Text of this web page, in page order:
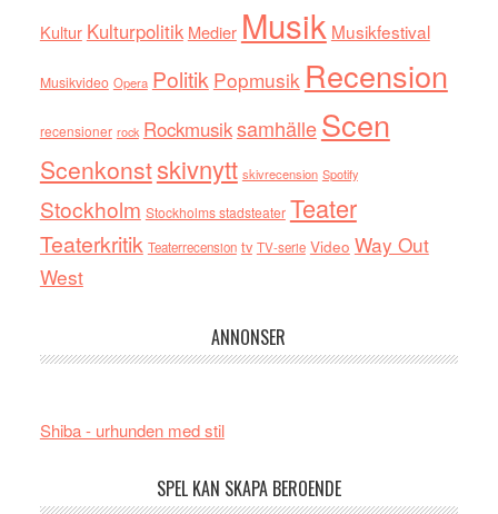
Kultur Kulturpolitik Medier Musik Musikfestival
Musikvideo Opera Politik Popmusik Recension
recensioner rock RockmusiksamhälleScen
Scenkonstskivnytt skivrecension Spotify
Stockholm Stockholms stadsteater Teater
Teaterkritik Teaterrecension tv TV-serie Video Way Out
West
ANNONSER
Shiba - urhunden med stil
SPEL KAN SKAPA BEROENDE